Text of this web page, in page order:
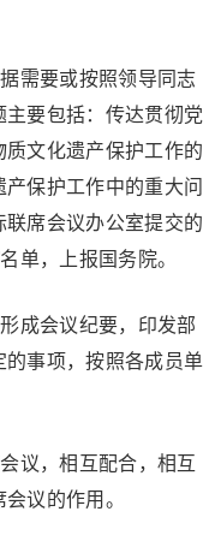
需要或按照领导同志
要包括：传达贯彻党
文化遗产保护工作的
保护工作中的重大问
席会议办公室提交的
单，上报国务院。
成会议纪要，印发部
的事项，按照各成员单
议，相互配合，相互
议的作用。